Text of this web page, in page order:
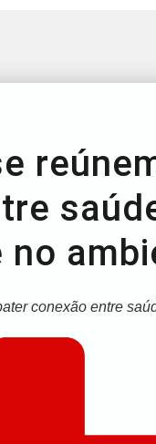
no
conexão entre